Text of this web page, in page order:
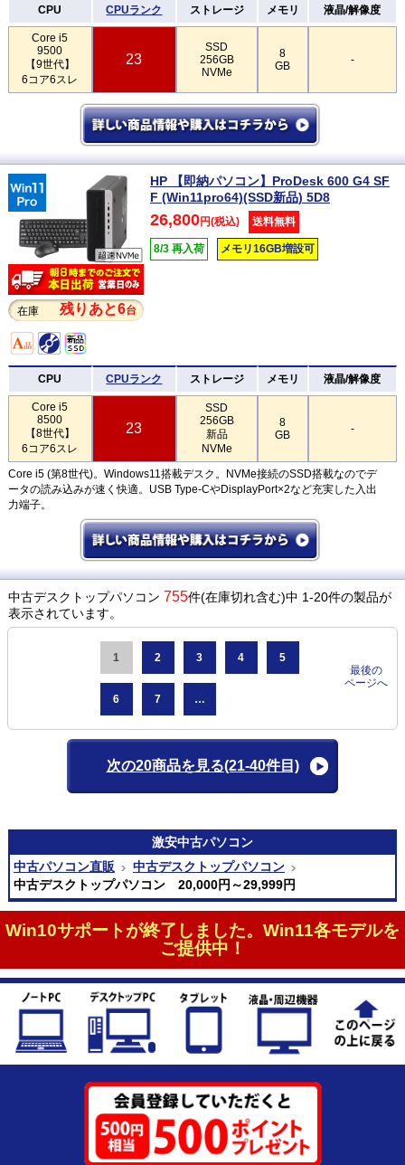
CPU CPUランク ストレージ メモリ 液晶/解像度
Core i5
9500
【9世代】
6コア6スレ
23
SSD
256GB
NVMe
8
GB
-
在庫 残りあと6台
HP 【即納パソコン】ProDesk 600 G4 SF
F (Win11pro64)(SSD新品) 5D8
26,800円(税込) 送料無料
8/3 再入荷 メモリ16GB増設可
CPU CPUランク ストレージ メモリ 液晶/解像度
Core i5
8500
【8世代】
6コア6スレ
23
SSD
256GB
新品
NVMe
8
GB
-
Core i5 (第8世代)。Windows11搭載デスク。NVMe接続のSSD搭載なのでデ
ータの読み込みが速く快適。USB Type-CやDisplayPort×2など充実した入出
力端子。
中古デスクトップパソコン 755件(在庫切れ含む)中 1-20件の製品が
表示されています。
1 2 3 4 5
6 7 …
最後の
ページへ
次の20商品を見る(21-40件目)
激安中古パソコン
中古パソコン直販
中古デスクトップパソコン
中古デスクトップパソコン 20,000円～29,999円
Win10サポートが終了しました。Win11各モデルを
ご提供中！